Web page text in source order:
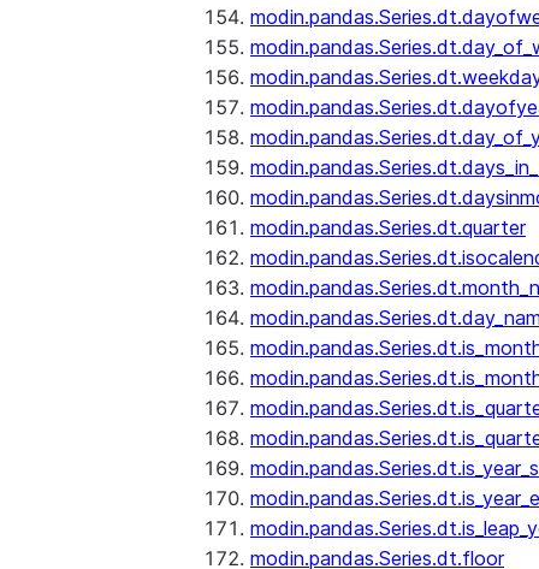
modin.pandas.Series.dt.quarter
modin.pandas.Series.dt.floor